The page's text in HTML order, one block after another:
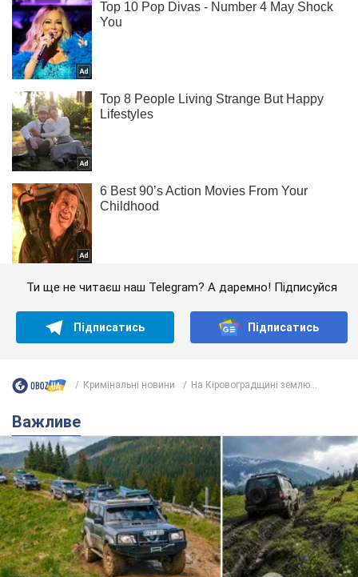
Ти ще не читаєш наш Telegram? А даремно! Підписуйся
Підписатись Підписатись
Кримінальні новини На Кіровоградщині землю...
Важливе